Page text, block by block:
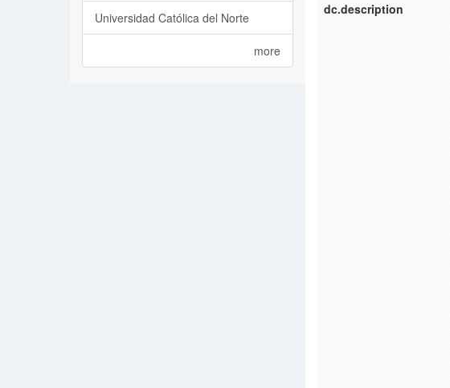
dc.description
Universidad Católica del Norte
more